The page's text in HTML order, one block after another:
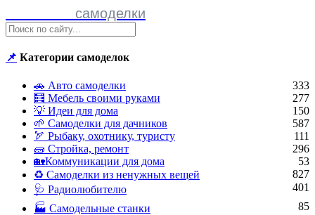
самоделки
📌 Категории самоделок
🚗 Авто самоделки
333
🧮 Мебель своими руками
277
💡 Идеи для дома
150
🌱 Самоделки для дачников
587
🏹 Рыбаку, охотнику, туристу
111
🧱 Стройка, ремонт
296
🏡Коммуникации для дома
53
♻ Самоделки из ненужных вещей
827
🩺 Радиолюбителю
401
🏭 Самодельные станки
85